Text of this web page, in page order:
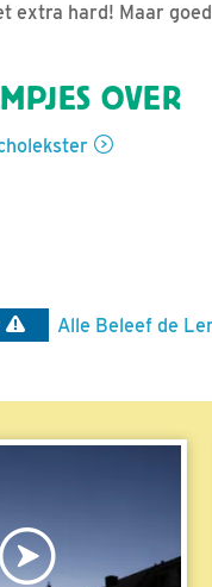
extra hard! Maar
OVER
Alle Beleef de